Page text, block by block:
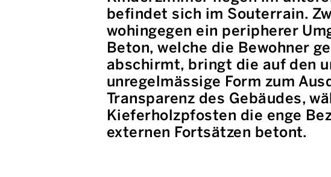
befindet sich im Souterrain.
wohingegen ein peripherer
Beton, welche die Bewohner
abschirmt, bringt die auf den
unregelmässige Form zum
Transparenz des Gebäudes,
Kieferholzpfosten die enge
externen Fortsätzen betont.